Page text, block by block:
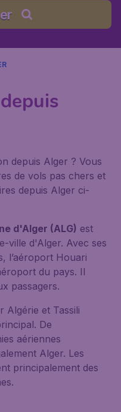
depuis Alger ? Vous
de vols pas chers et
depuis Alger ci-
d'Alger (ALG) est
ville d'Alger. Avec ses
l’aéroport Houari
du pays. Il
passagers.
Algérie et Tassili
De
aériennes
Alger. Les
principalement des